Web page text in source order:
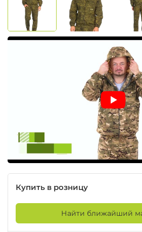
Купить в розницу
Найти ближайший